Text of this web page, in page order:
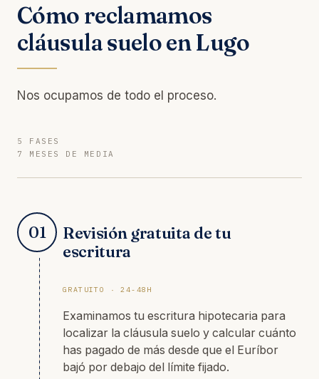
Cómo reclamamos
cláusula suelo en Lugo
Nos ocupamos de todo el proceso.
5 FASES
7 MESES DE MEDIA
01
Revisión gratuita de tu
escritura
GRATUITO · 24-48H
Examinamos tu escritura hipotecaria para
localizar la cláusula suelo y calcular cuánto
has pagado de más desde que el Euríbor
bajó por debajo del límite fijado.